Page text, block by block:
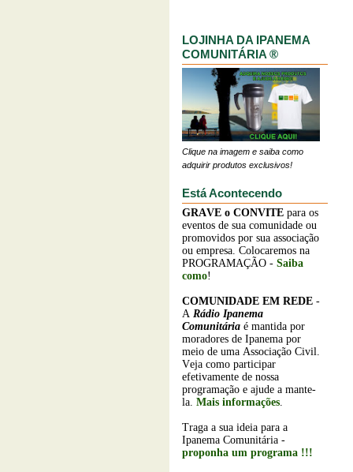
LOJINHA DA IPANEMA
COMUNITÁRIA ®
Clique na imagem e saiba como
adquirir produtos exclusivos!
Está Acontecendo
GRAVE o CONVITE para os
eventos de sua comunidade ou
promovidos por sua associação
ou empresa. Colocaremos na
PROGRAMAÇÃO - Saiba
como!
COMUNIDADE EM REDE -
A Rádio Ipanema
Comunitária é mantida por
moradores de Ipanema por
meio de uma Associação Civil.
Veja como participar
efetivamente de nossa
programação e ajude a mante-
la. Mais informações.
Traga a sua ideia para a
Ipanema Comunitária -
proponha um programa !!!